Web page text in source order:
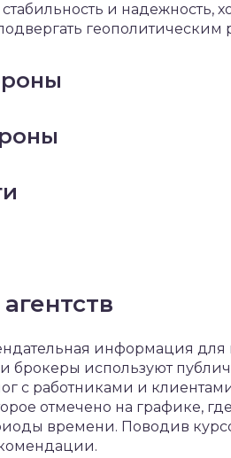
и надежность,
геополитическим
информация для
брокеры используют
с работниками и
отмечено на графике,
времени. Поводив